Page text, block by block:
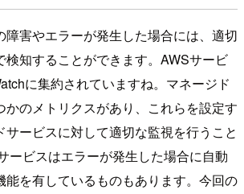
障害やエラーが発生した場合には、適切
検知することができます。AWSサービ
に集約されていますね。マネージド
かのメトリクスがあり、これらを設定す
サービスに対して適切な監視を行うこと
ービスはエラーが発生した場合に自動
能を有しているものもあります。今回の